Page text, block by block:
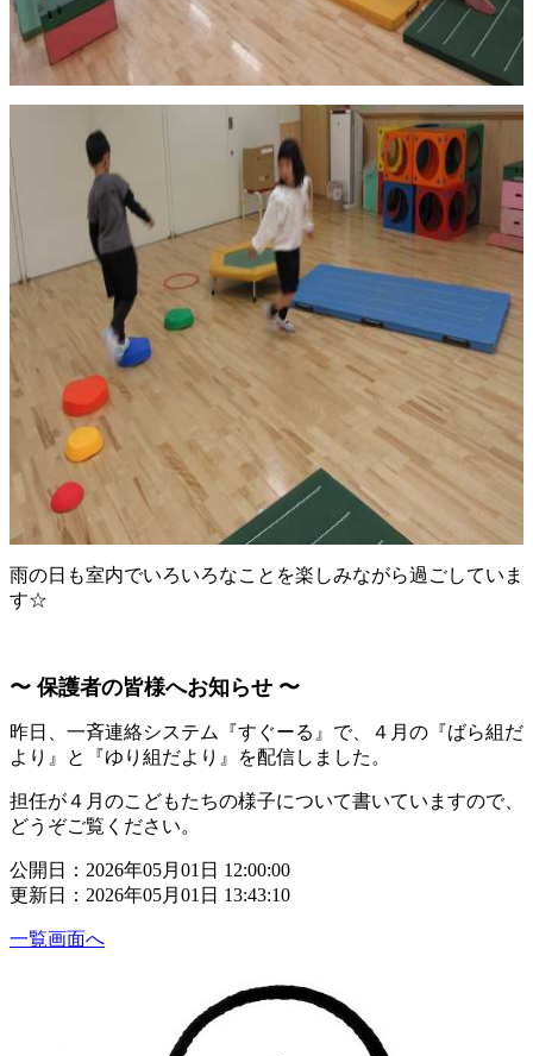
雨の日も室内でいろいろなことを楽しみながら過ごしていま
す☆
〜 保護者の皆様へお知らせ 〜
昨日、一斉連絡システム『すぐーる』で、４月の『ばら組だ
より』と『ゆり組だより』を配信しました。
担任が４月のこどもたちの様子について書いていますので、
どうぞご覧ください。
公開日：2026年05月01日 12:00:00
更新日：2026年05月01日 13:43:10
一覧画面へ